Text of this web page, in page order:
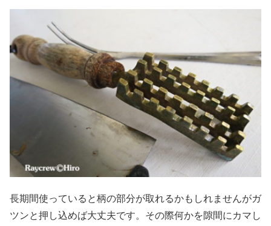
長期間使っていると柄の部分が取れるかもしれませんがガ
ツンと押し込めば大丈夫です。その際何かを隙間にカマし